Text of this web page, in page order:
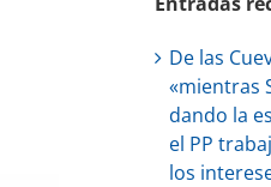
De las
«mientras
dando la
el PP
los